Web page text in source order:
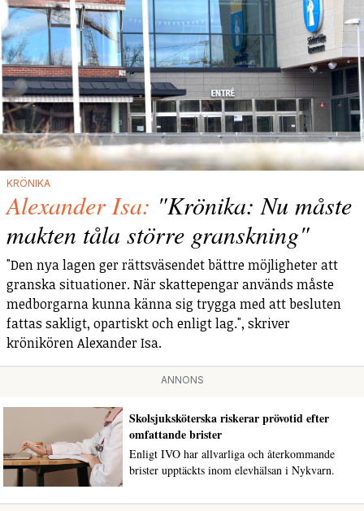
KRÖNIKA
Alexander Isa: "Krönika: Nu måste
makten tåla större granskning"
"Den nya lagen ger rättsväsendet bättre möjligheter att
granska situationer. När skattepengar används måste
medborgarna kunna känna sig trygga med att besluten
fattas sakligt, opartiskt och enligt lag.", skriver
krönikören Alexander Isa.
ANNONS
Skolsjuksköterska riskerar prövotid efter
omfattande brister
Enligt IVO har allvarliga och återkommande
brister upptäckts inom elevhälsan i Nykvarn.